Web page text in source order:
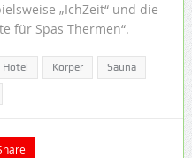
„IchZeit“ und die
für Spas Thermen“.
Hotel Körper Sauna